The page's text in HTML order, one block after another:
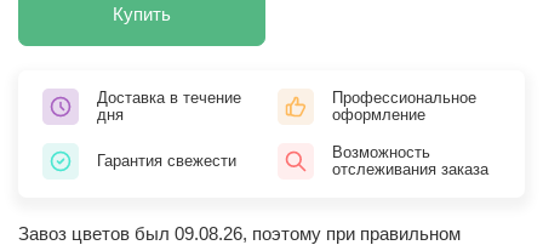
Купить
Доставка в течение
дня
Профессиональное
оформление
Гарантия свежести
Возможность
отслеживания заказа
Завоз цветов был 09.08.26, поэтому при правильном